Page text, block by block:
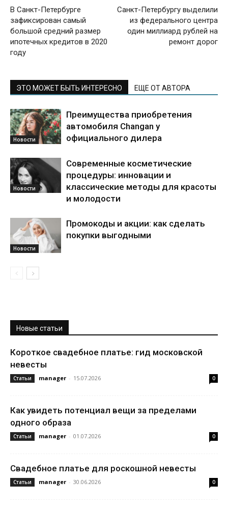
В Санкт-Петербурге
зафиксирован самый
большой средний размер
ипотечных кредитов в 2020
году
Санкт-Петербургу выделили
из федерального центра
один миллиард рублей на
ремонт дорог
ЭТО МОЖЕТ БЫТЬ ИНТЕРЕСНО ЕЩЕ ОТ АВТОРА
Новости
Преимущества приобретения
автомобиля Changan у
официального дилера
Новости
Современные косметические
процедуры: инновации и
классические методы для красоты
и молодости
Новости
Промокоды и акции: как сделать
покупки выгодными
Новые статьи
Короткое свадебное платье: гид московской
невесты
Статьи manager - 15.07.2026 0
Как увидеть потенциал вещи за пределами
одного образа
Статьи manager - 01.07.2026 0
Свадебное платье для роскошной невесты
Статьи manager - 30.06.2026 0